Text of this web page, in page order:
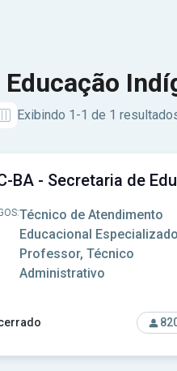
Exibindo 1-1 de 1
Técnico de Atendimento
Educacional
Professor, Técnico
Administrativo